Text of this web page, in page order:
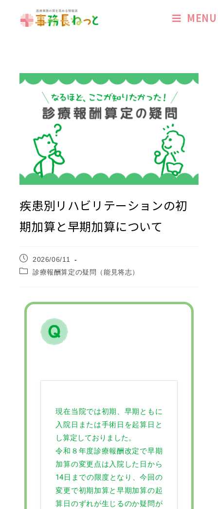
MENU
疾患別リハビリテーションの初
期加算と早期加算について
2026/06/11
診療報酬算定の疑問（能見将志）
現在当院では初期、早期ともに
入院日または手術日を起算日と
し算定しておりました。
令和８年度診療報酬改定で早期
加算の変更点は入院した日から
14日までの限度となり、今回の
変更で初期加算と早期加算の起
算日のずれが生じるのか疑問が